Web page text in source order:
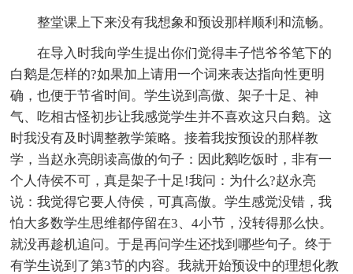
整堂课上下来没有我想象和预设那样顺利和流畅。
在导入时我向学生提出你们觉得丰子恺爷爷笔下的
白鹅是怎样的?如果加上请用一个词来表达指向性更明
确，也便于节省时间。学生说到高傲、架子十足、神
气、吃相古怪初步让我感觉学生并不喜欢这只白鹅。这
时我没有及时调整教学策略。接着我按预设的那样教
学，当赵永亮朗读高傲的句子：因此鹅吃饭时，非有一
个人侍侯不可，真是架子十足!我问：为什么?赵永亮
说：我觉得它要人侍侯，可真高傲。学生感觉没错，我
怕大多数学生思维都停留在3、4小节，没转得那么快。
就没再趁机追问。于是再问学生还找到哪些句子。终于
有学生说到了第3节的内容。我就开始预设中的理想化教